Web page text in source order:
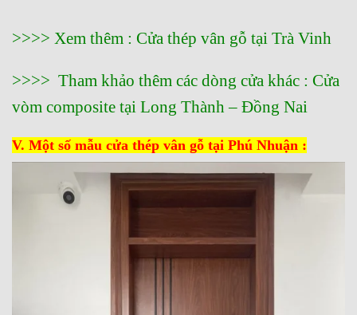
>>>> Xem thêm : Cửa thép vân gỗ tại Trà Vinh
>>>> Tham khảo thêm các dòng cửa khác : Cửa
vòm composite tại Long Thành – Đồng Nai
V. Một số mẫu cửa thép vân gỗ tại Phú Nhuận :